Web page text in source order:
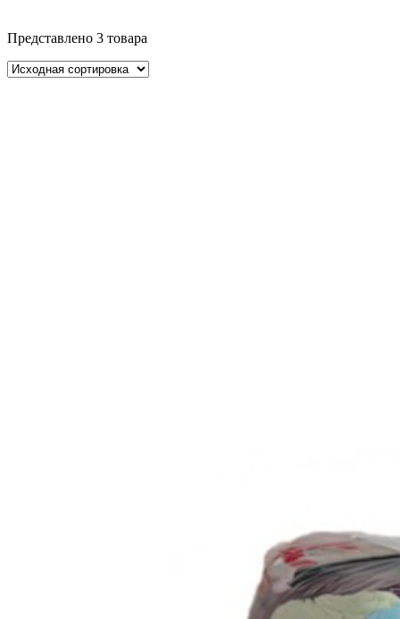
Представлено 3 товара